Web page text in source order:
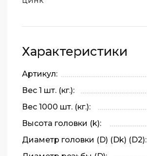
Характеристики
Артикул:
Вес 1 шт. (кг.):
Вес 1000 шт. (кг.):
Высота головки (k):
Диаметр головки (D) (Dk) (D2):